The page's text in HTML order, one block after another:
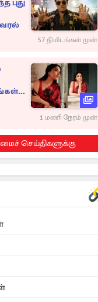
57 நிமிடங்கள் முன்
1 மணி நேரம் முன்
செய்திகளுக்கு